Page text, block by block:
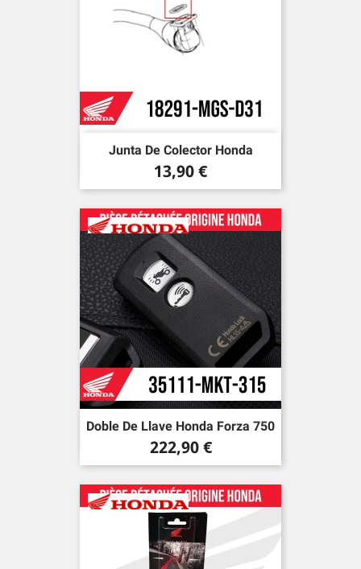
Junta De Colector Honda
Precio
13,90 €
Doble De Llave Honda Forza 750
Precio
222,90 €